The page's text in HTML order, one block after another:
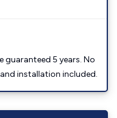
guaranteed 5 years. No
installation included.